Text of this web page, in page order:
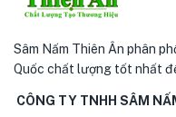
Sâm Nấm Thiên Ân phân
Quốc chất lượng tốt nhất
CÔNG TY TNHH SÂM